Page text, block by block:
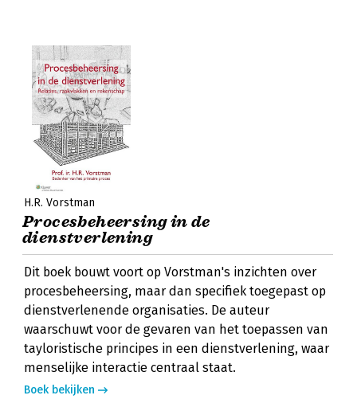
H.R. Vorstman
Procesbeheersing in de
dienstverlening
Dit boek bouwt voort op Vorstman's inzichten over
procesbeheersing, maar dan specifiek toegepast op
dienstverlenende organisaties. De auteur
waarschuwt voor de gevaren van het toepassen van
tayloristische principes in een dienstverlening, waar
menselijke interactie centraal staat.
Boek bekijken